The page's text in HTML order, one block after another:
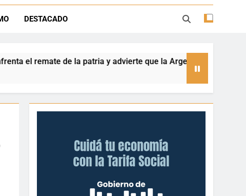
la Ley de Tierras: “Patria sí, colonia no”
DESTACADO
y advierte que la Argentina no se vende